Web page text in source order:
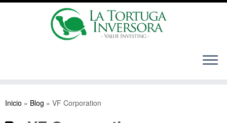
Inicio » Blog » VF Corporation